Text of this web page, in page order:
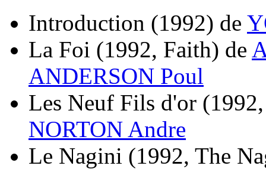
Introduction (1992) de
La Foi (1992, Faith) de
ANDERSON Poul
Les Neuf Fils d'or
NORTON Andre
Le Nagini (1992, The